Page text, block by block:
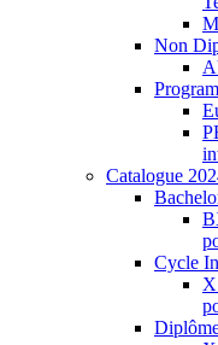
Non
Catalogue
Cycle